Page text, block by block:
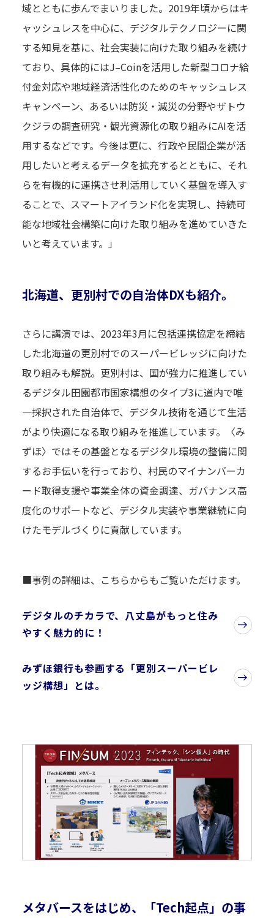
域とともに歩んでまいりました。2019年頃からはキ
ャッシュレスを中心に、デジタルテクノロジーに関
する知見を基に、社会実装に向けた取り組みを続け
ており、具体的にはJ–Coinを活用した新型コロナ給
付金対応や地域経済活性化のためのキャッシュレス
キャンペーン、あるいは防災・減災の分野やザトウ
クジラの調査研究・観光資源化の取り組みにAIを活
用するなどです。今後は更に、行政や民間企業が活
用したいと考えるデータを拡充するとともに、それ
らを有機的に連携させ利活用していく基盤を導入す
ることで、スマートアイランド化を実現し、持続可
能な地域社会構築に向けた取り組みを進めていきた
いと考えています。」
北海道、更別村での自治体DXも紹介。
さらに講演では、2023年3月に包括連携協定を締結
した北海道の更別村でのスーパービレッジに向けた
取り組みも解説。更別村は、国が強力に推進してい
るデジタル田園都市国家構想のタイプ3に道内で唯
一採択された自治体で、デジタル技術を通じて生活
がより快適になる取り組みを推進しています。〈み
ずほ〉ではその基盤となるデジタル環境の整備に関
するお手伝いを行っており、村民のマイナンバーカ
ード取得支援や事業全体の資金調達、ガバナンス高
度化のサポートなど、デジタル実装や事業継続に向
けたモデルづくりに貢献しています。
■事例の詳細は、こちらからもご覧いただけます。
デジタルのチカラで、八丈島がもっと住み
やすく魅力的に！
みずほ銀行も参画する「更別スーパービレ
ッジ構想」とは。
メタバースをはじめ、「Tech起点」の事